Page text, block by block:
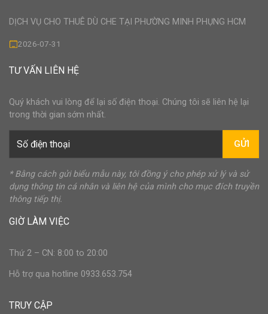
DỊCH VỤ CHO THUÊ DÙ CHE TẠI PHƯỜNG MINH PHỤNG HCM
2026-07-31
TƯ VẤN LIÊN HỆ
Quý khách vui lòng để lại số điện thoại. Chúng tôi sẽ liên hệ lại
trong thời gian sớm nhất.
GỬI
* Bằng cách gửi biểu mẫu này, tôi đồng ý cho phép xử lý và sử
dụng thông tin cá nhân và liên hệ của mình cho mục đích truyền
thông tiếp thị.
GIỜ LÀM VIỆC
Thứ 2 – CN: 8:00 to 20:00
Hỗ trợ qua hotline 0933.653.754
TRUY CẬP